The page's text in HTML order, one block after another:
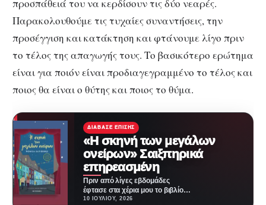
προσπάθειά του να κερδίσουν τις δύο νεαρές.
Παρακολουθούμε τις τυχαίες συναντήσεις, την
προσέγγιση και κατάκτηση και φτάνουμε λίγο πριν
το τέλος της απαγωγής τους. Το βασικότερο ερώτημα
είναι για ποιόν είναι προδιαγεγραμμένο το τέλος και
ποιος θα είναι ο θύτης και ποιος το θύμα.
ΔΙΆΒΑΣΕ ΕΠΊΣΗΣ
«Η σκηνή των μεγάλων
ονείρων» Σαιξπηρικά
επηρεασμένη
Πριν από λίγες εβδομάδες
έφτασε στα χέρια μου το βιβλίο
της Monica Gutierrez με τίτλο
10 ΙΟΥΛΊΟΥ, 2026